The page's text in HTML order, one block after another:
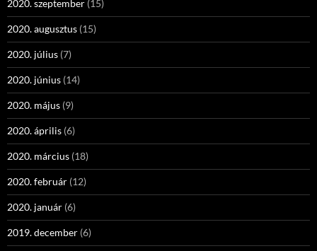
2020. szeptember (15)
2020. augusztus (15)
2020. július (7)
2020. június (14)
2020. május (9)
2020. április (6)
2020. március (18)
2020. február (12)
2020. január (6)
2019. december (6)